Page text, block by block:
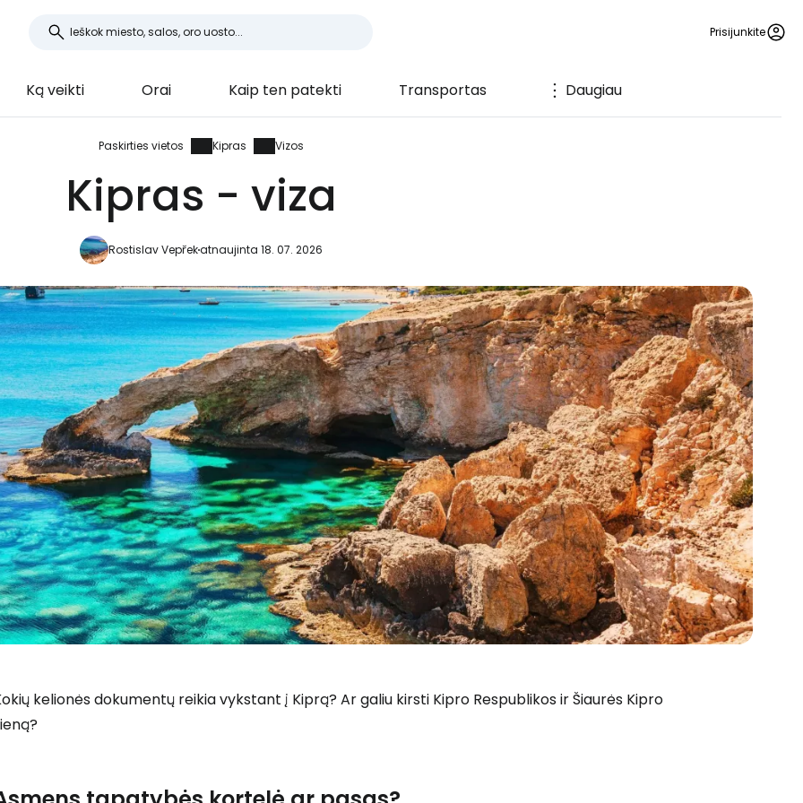
Prisijunkite
Ką veikti Orai Kaip ten patekti Transportas Daugiau
Paskirties vietos Kipras Vizos
Kipras - viza
Rostislav Vepřekatnaujinta 18. 07. 2026
kelionės dokumentų reikia vykstant į Kiprą? Ar galiu kirsti Kipro Respublikos ir Šiaurės Kipro